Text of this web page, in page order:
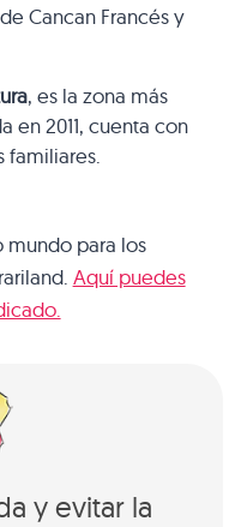
Cancan Francés y
, es la zona más
en 2011, cuenta con
mundo para los
Aquí puedes
y evitar la